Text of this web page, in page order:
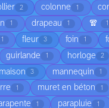
2 colonne 1
1 drapeau 1 🧣 1
1 fleur 3 foin 1
guirlande 1 horloge 2
maison 3 mannequin 1
1 muret en béton 1
1 parapluie 1